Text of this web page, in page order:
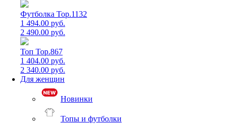
Футболка Top.1132
1 494.00 руб.
2 490.00 руб.
Топ Top.867
1 404.00 руб.
2 340.00 руб.
Для женщин
Новинки
Топы и футболки